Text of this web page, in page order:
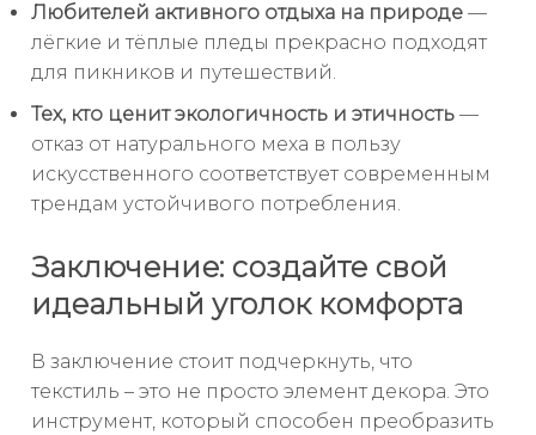
Любителей активного отдыха на природе —
лёгкие и тёплые пледы прекрасно подходят
для пикников и путешествий.
Тех, кто ценит экологичность и этичность —
отказ от натурального меха в пользу
искусственного соответствует современным
трендам устойчивого потребления.
Заключение: создайте свой
идеальный уголок комфорта
В заключение стоит подчеркнуть, что
текстиль – это не просто элемент декора. Это
инструмент, который способен преобразить